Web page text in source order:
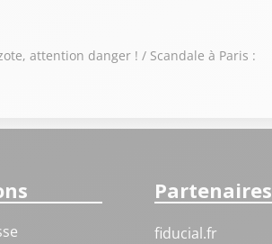
attention danger ! / Scandale à Paris :
Partenaires
fiducial.fr